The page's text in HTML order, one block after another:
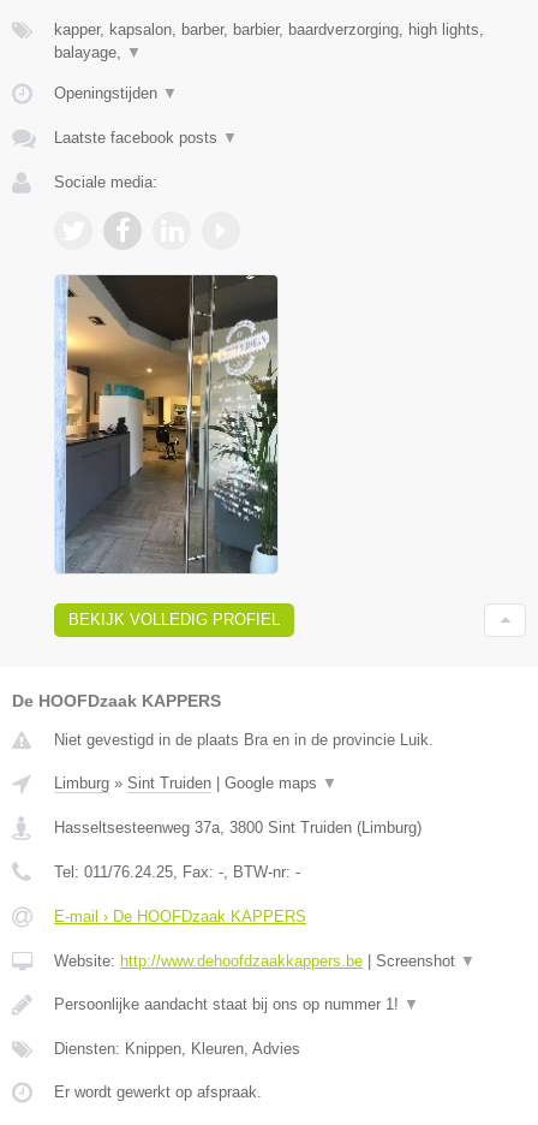
kapper, kapsalon, barber, barbier, baardverzorging, high lights,
balayage, ▼
Openingstijden ▼
Laatste facebook posts ▼
Sociale media:
BEKIJK VOLLEDIG PROFIEL
De HOOFDzaak KAPPERS
Niet gevestigd in de plaats Bra en in de provincie Luik.
Limburg » Sint Truiden | Google maps ▼
Hasseltsesteenweg 37a 3800 Sint Truiden (Limburg)
Tel: 011/76.24.25 , Fax: - , BTW-nr: -
E-mail › De HOOFDzaak KAPPERS
Website: http://www.dehoofdzaakkappers.be | Screenshot ▼
Persoonlijke aandacht staat bij ons op nummer 1! ▼
Diensten: Knippen, Kleuren, Advies
Er wordt gewerkt op afspraak.